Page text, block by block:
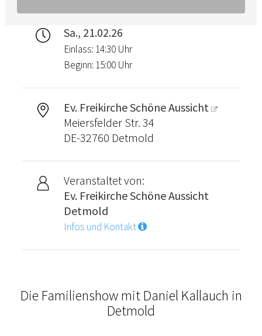
Sa., 21.02.26
Einlass: 14:30 Uhr
Beginn: 15:00 Uhr
Ev. Freikirche Schöne Aussicht
Meiersfelder Str. 34
DE-32760 Detmold
Veranstaltet von:
Ev. Freikirche Schöne Aussicht
Detmold
Infos und Kontakt
Die Familienshow mit Daniel Kallauch in
Detmold